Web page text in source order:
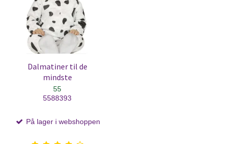
Dalmatiner til de
mindste
55
5588393
På lager i webshoppen